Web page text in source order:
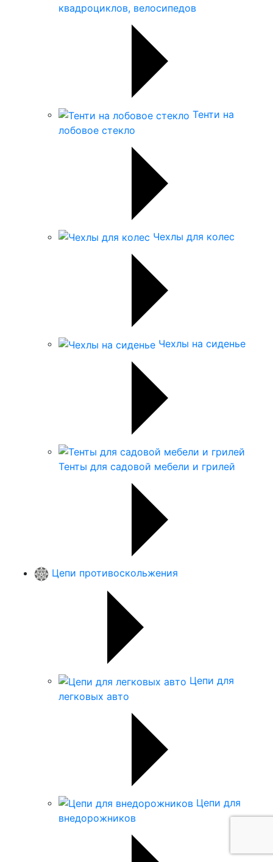
квадроциклов, велосипедов
Тенти на
лобовое стекло
Чехлы для колес
Чехлы на сиденье
Тенты для садовой мебели и грилей
Цепи противоскольжения
Цепи для
легковых авто
Цепи для
внедорожников